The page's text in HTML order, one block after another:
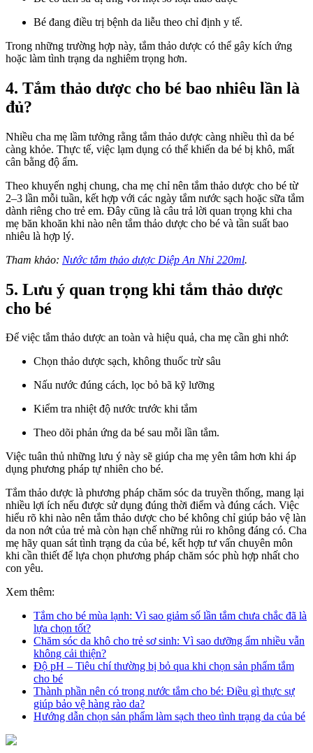
Bé đang điều trị bệnh da liễu theo chỉ định y tế.
Trong những trường hợp này, tắm thảo dược có thể gây kích ứng
hoặc làm tình trạng da nghiêm trọng hơn.
4. Tắm thảo dược cho bé bao nhiêu lần là
đủ?
Nhiều cha mẹ lầm tưởng rằng tắm thảo dược càng nhiều thì da bé
càng khỏe. Thực tế, việc lạm dụng có thể khiến da bé bị khô, mất
cân bằng độ ẩm.
Theo khuyến nghị chung, cha mẹ chỉ nên tắm thảo dược cho bé từ
2–3 lần mỗi tuần, kết hợp với các ngày tắm nước sạch hoặc sữa tắm
dành riêng cho trẻ em. Đây cũng là câu trả lời quan trọng khi cha
mẹ băn khoăn khi nào nên tắm thảo dược cho bé và tần suất bao
nhiêu là hợp lý.
Tham khảo: Nước tắm thảo dược Diệp An Nhi 220ml.
5. Lưu ý quan trọng khi tắm thảo dược
cho bé
Để việc tắm thảo dược an toàn và hiệu quả, cha mẹ cần ghi nhớ:
Chọn thảo dược sạch, không thuốc trừ sâu
Nấu nước đúng cách, lọc bỏ bã kỹ lưỡng
Kiểm tra nhiệt độ nước trước khi tắm
Theo dõi phản ứng da bé sau mỗi lần tắm.
Việc tuân thủ những lưu ý này sẽ giúp cha mẹ yên tâm hơn khi áp
dụng phương pháp tự nhiên cho bé.
Tắm thảo dược là phương pháp chăm sóc da truyền thống, mang lại
nhiều lợi ích nếu được sử dụng đúng thời điểm và đúng cách. Việc
hiểu rõ khi nào nên tắm thảo dược cho bé không chỉ giúp bảo vệ làn
da non nớt của trẻ mà còn hạn chế những rủi ro không đáng có. Cha
mẹ hãy quan sát tình trạng da của bé, kết hợp tư vấn chuyên môn
khi cần thiết để lựa chọn phương pháp chăm sóc phù hợp nhất cho
con yêu.
Xem thêm:
Tắm cho bé mùa lạnh: Vì sao giảm số lần tắm chưa chắc đã là
lựa chọn tốt?
Chăm sóc da khô cho trẻ sơ sinh: Vì sao dưỡng ẩm nhiều vẫn
không cải thiện?
Độ pH – Tiêu chí thường bị bỏ qua khi chọn sản phẩm tắm
cho bé
Thành phần nên có trong nước tắm cho bé: Điều gì thực sự
giúp bảo vệ hàng rào da?
Hướng dẫn chọn sản phẩm làm sạch theo tình trạng da của bé